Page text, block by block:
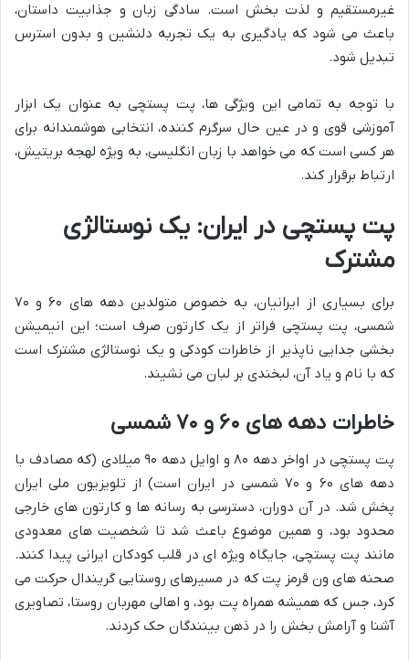
غیرمستقیم و لذت بخش است. سادگی زبان و جذابیت داستان،
باعث می شود که یادگیری به یک تجربه دلنشین و بدون استرس
تبدیل شود.
با توجه به تمامی این ویژگی ها، پت پستچی به عنوان یک ابزار
آموزشی قوی و در عین حال سرگرم کننده، انتخابی هوشمندانه برای
هر کسی است که می خواهد با زبان انگلیسی، به ویژه لهجه بریتیش،
ارتباط برقرار کند.
پت پستچی در ایران: یک نوستالژی
مشترک
برای بسیاری از ایرانیان، به خصوص متولدین دهه های ۶۰ و ۷۰
شمسی، پت پستچی فراتر از یک کارتون صرف است؛ این انیمیشن
بخشی جدایی ناپذیر از خاطرات کودکی و یک نوستالژی مشترک است
که با نام و یاد آن، لبخندی بر لبان می نشیند.
خاطرات دهه های ۶۰ و ۷۰ شمسی
پت پستچی در اواخر دهه ۸۰ و اوایل دهه ۹۰ میلادی (که مصادف با
دهه های ۶۰ و ۷۰ شمسی در ایران است) از تلویزیون ملی ایران
پخش شد. در آن دوران، دسترسی به رسانه ها و کارتون های خارجی
محدود بود، و همین موضوع باعث شد تا شخصیت های معدودی
مانند پت پستچی، جایگاه ویژه ای در قلب کودکان ایرانی پیدا کنند.
صحنه های ون قرمز پت که در مسیرهای روستایی گریندال حرکت می
کرد، جس که همیشه همراه پت بود، و اهالی مهربان روستا، تصاویری
آشنا و آرامش بخش را در ذهن بینندگان حک کردند.